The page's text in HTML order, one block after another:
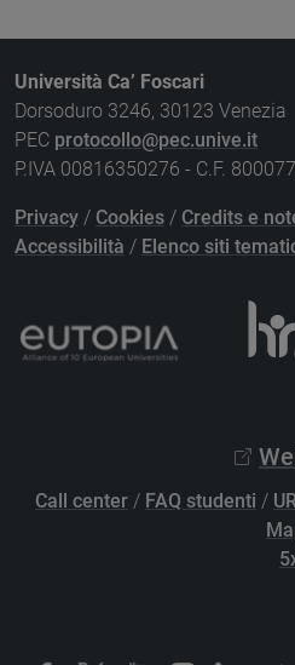
Università Ca’ Foscari
Dorsoduro 3246, 30123 Venezia
PEC protocollo@pec.unive.it
P.IVA 00816350276 - C.F.
Privacy / Cookies / Credits e
Accessibilità / Elenco siti
Call center / FAQ studenti /